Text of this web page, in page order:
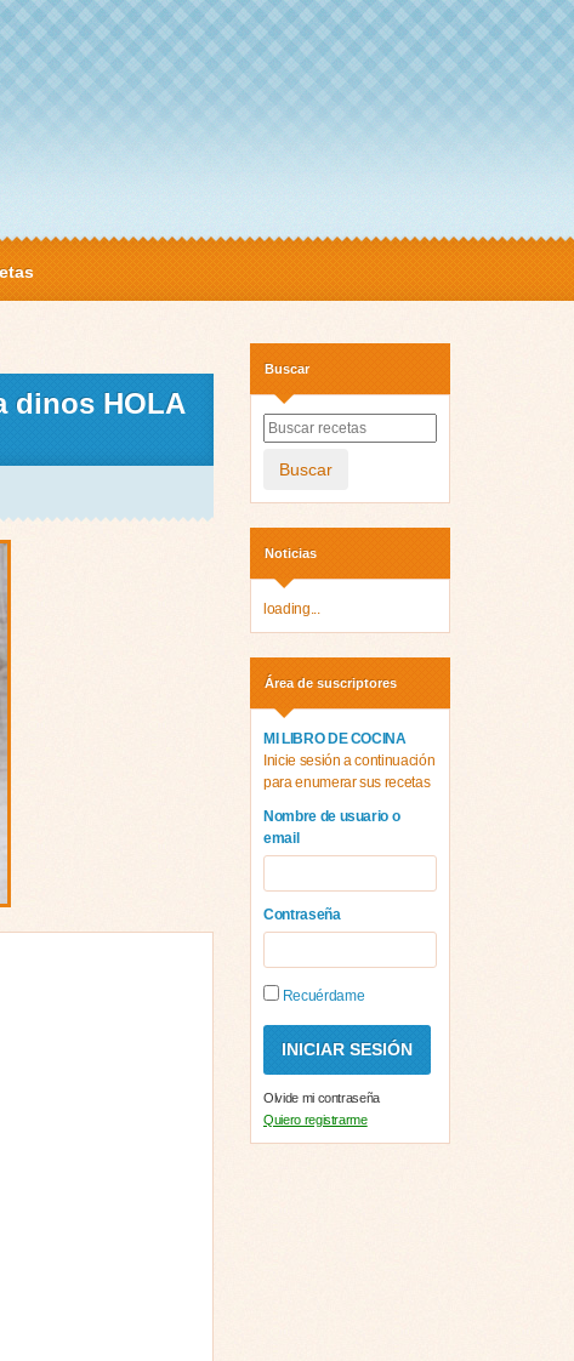
dinos HOLA
Buscar
Buscar
Noticias
loading...
Área de suscriptores
MI LIBRO DE COCINA
Inicie sesión a continuación
para enumerar sus recetas
Nombre de usuario o
email
Contraseña
Recuérdame
Olvide mi contraseña
Quiero registrarme